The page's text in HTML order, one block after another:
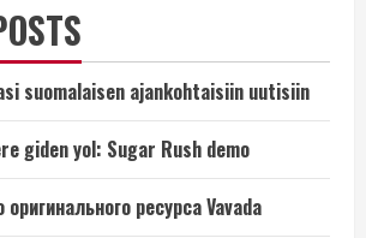
suomalaisen ajankohtaisiin uutisiin
giden yol: Sugar Rush demo
ресурса Vavada